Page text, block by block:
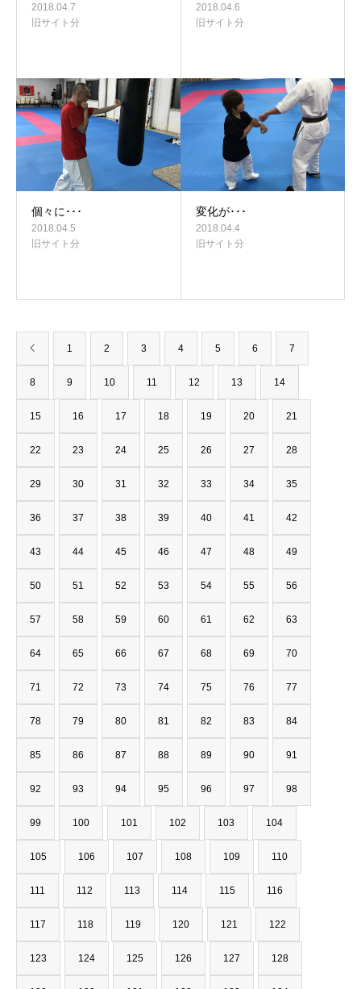
2018.04.7
旧サイト分
2018.04.6
旧サイト分
個々に･･･
2018.04.5
旧サイト分
変化が･･･
2018.04.4
旧サイト分
1 2 3 4 5 6 7
8 9 10 11 12 13 14
15 16 17 18 19 20 21
22 23 24 25 26 27 28
29 30 31 32 33 34 35
36 37 38 39 40 41 42
43 44 45 46 47 48 49
50 51 52 53 54 55 56
57 58 59 60 61 62 63
64 65 66 67 68 69 70
71 72 73 74 75 76 77
78 79 80 81 82 83 84
85 86 87 88 89 90 91
92 93 94 95 96 97 98
99 100 101 102 103 104
105 106 107 108 109 110
111 112 113 114 115 116
117 118 119 120 121 122
123 124 125 126 127 128